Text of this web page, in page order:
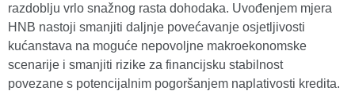
razdoblju vrlo snažnog rasta dohodaka. Uvođenjem mjera
HNB nastoji smanjiti daljnje povećavanje osjetljivosti
kućanstava na moguće nepovoljne makroekonomske
scenarije i smanjiti rizike za financijsku stabilnost
povezane s potencijalnim pogoršanjem naplativosti kredita.